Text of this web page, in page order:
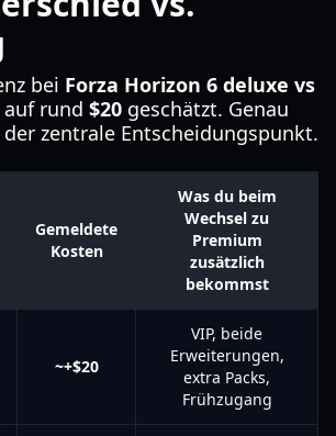
bei Forza Horizon 6 deluxe vs
rund $20 geschätzt. Genau
zentrale Entscheidungspunkt.
Gemeldete
Kosten
Was du beim
Wechsel zu
Premium
zusätzlich
bekommst
~+$20
VIP, beide
Erweiterungen,
extra Packs,
Frühzugang